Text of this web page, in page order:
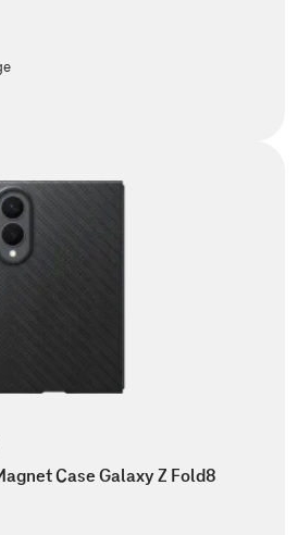
Case Galaxy Z Fold8